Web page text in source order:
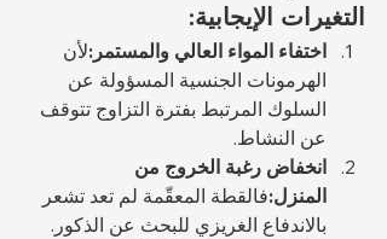
التغيرات الإيجابية:
اختفاء المواء العالي والمستمر:لأن
الهرمونات الجنسية المسؤولة عن
السلوك المرتبط بفترة التزاوج تتوقف
عن النشاط.
انخفاض رغبة الخروج من
المنزل:فالقطة المعقّمة لم تعد تشعر
بالاندفاع الغريزي للبحث عن الذكور.